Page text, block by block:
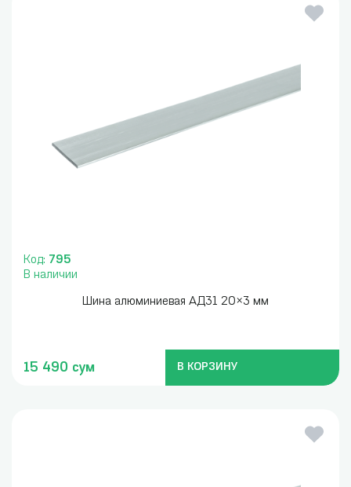
Код: 795
В наличии
Шина алюминиевая АД31 20×3 мм
15 490 сум В КОРЗИНУ